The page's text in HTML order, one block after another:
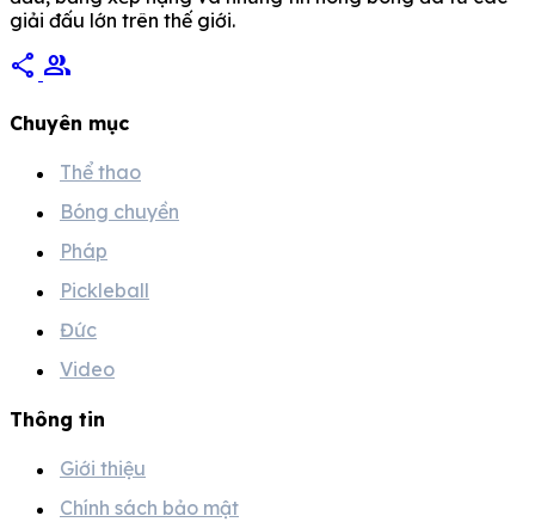
giải đấu lớn trên thế giới.
share group
Chuyên mục
Thể thao
Bóng chuyền
Pháp
Pickleball
Đức
Video
Thông tin
Giới thiệu
Chính sách bảo mật